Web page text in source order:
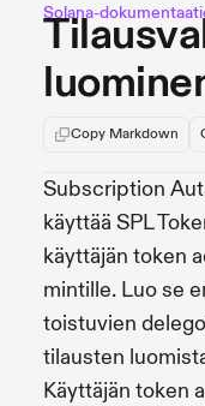
Solana-
Copy Markdown
Subscription
käyttää SPL
käyttäjän token
mintille. Luo se
toistuvien
tilausten
Käyttäjän token